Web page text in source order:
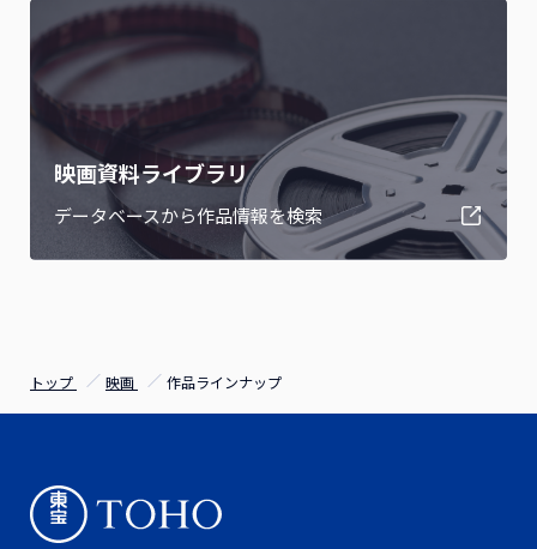
映画資料ライブラリ
データベースから作品情報を検索
トップ 映画 作品ラインナップ